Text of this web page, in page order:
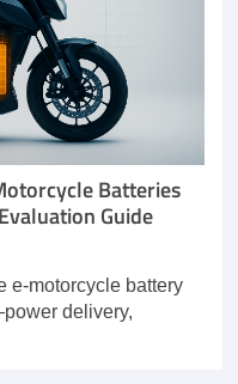
Batteries
Guide
e-motorcycle battery
delivery,